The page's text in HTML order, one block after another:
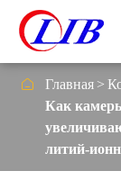
 Главная
Как
литий-